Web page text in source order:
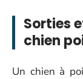
Sorties
chien
Un chien à